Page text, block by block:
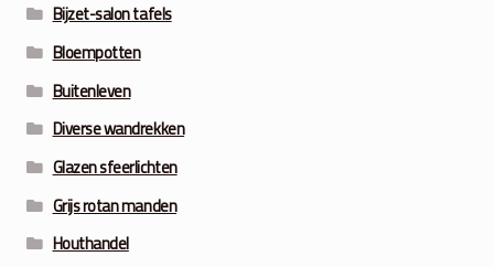
Bijzet-salon tafels
Bloempotten
Buitenleven
Diverse wandrekken
Glazen sfeerlichten
Grijs rotan manden
Houthandel